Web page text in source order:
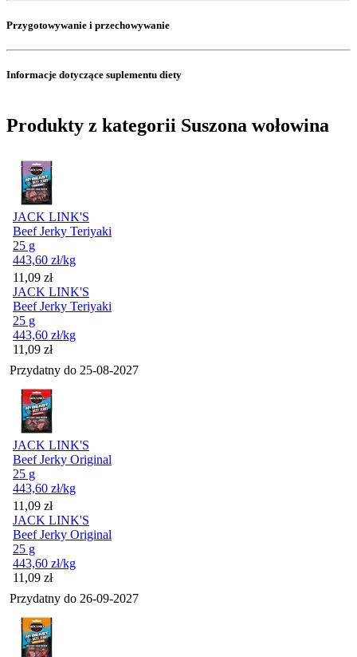
Przygotowywanie i przechowywanie
Informacje dotyczące suplementu diety
Produkty z kategorii Suszona wołowina
JACK LINK'S
Beef Jerky Teriyaki
25 g
443,60 zł/kg
Cena
11,09 zł
JACK LINK'S
Beef Jerky Teriyaki
25 g
443,60 zł/kg
Cena
11,09 zł
Przydatny do 25-08-2027
JACK LINK'S
Beef Jerky Original
25 g
443,60 zł/kg
Cena
11,09 zł
JACK LINK'S
Beef Jerky Original
25 g
443,60 zł/kg
Cena
11,09 zł
Przydatny do 26-09-2027